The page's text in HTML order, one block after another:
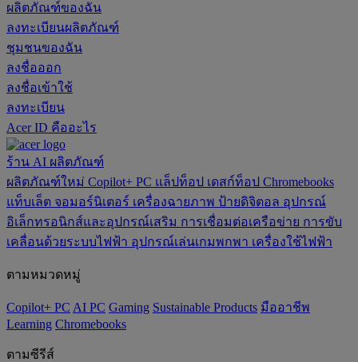
ผลิตภัณฑ์ของฉัน
ลงทะเบียนผลิตภัณฑ์
ชุมชนของฉัน
ลงชื่อออก
ลงชื่อเข้าใช้
ลงทะเบียน
Acer ID คืออะไร
ร้าน AI ผลิตภัณฑ์
ผลิตภัณฑ์ใหม่ Copilot+ PC แล็ปท็อป เดสก์ท็อป Chromebooks
แท็บเล็ต จอมอร์นิเตอร์ เครื่องฉายภาพ ป้ายดิจิตอล อุปกรณ์
อิเล็กทรอนิกส์และอุปกรณ์เสริม การเชื่อมต่อเครือข่าย การขับ
เคลื่อนด้วยระบบไฟฟ้า อุปกรณ์เล่นเกมพกพา เครื่องใช้ไฟฟ้า
ตามหมวดหมู่
Copilot+ PC AI PC Gaming ‌Sustainable Products มืออาชีพ
‌Learning Chromebooks
ตามซีรีส์